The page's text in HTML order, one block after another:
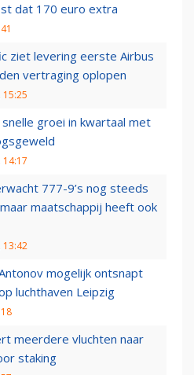
dat 170 euro extra
ziet levering eerste Airbus
vertraging oplopen
15:25
groei in kwartaal met
14:17
777-9’s nog steeds
maatschappij heeft ook
13:42
mogelijk ontsnapt
luchthaven Leipzig
meerdere vluchten naar
staking